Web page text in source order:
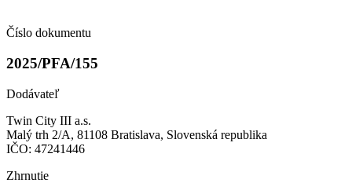
Číslo dokumentu
2025/PFA/155
Dodávateľ
Twin City III a.s.
Malý trh 2/A, 81108 Bratislava, Slovenská republika
IČO: 47241446
Zhrnutie